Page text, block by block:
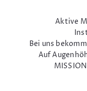
Aktive
Bei uns
Auf